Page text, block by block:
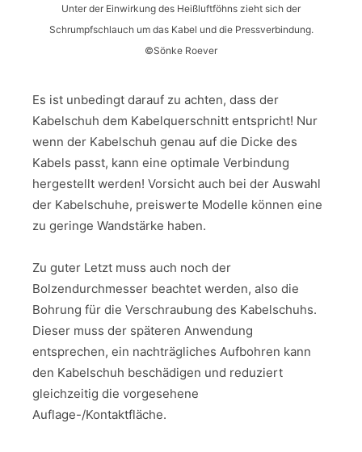
Unter der Einwirkung des Heißluftföhns zieht sich der
Schrumpfschlauch um das Kabel und die Pressverbindung.
©Sönke Roever
Es ist unbedingt darauf zu achten, dass der
Kabelschuh dem Kabelquerschnitt entspricht! Nur
wenn der Kabelschuh genau auf die Dicke des
Kabels passt, kann eine optimale Verbindung
hergestellt werden! Vorsicht auch bei der Auswahl
der Kabelschuhe, preiswerte Modelle können eine
zu geringe Wandstärke haben.
Zu guter Letzt muss auch noch der
Bolzendurchmesser beachtet werden, also die
Bohrung für die Verschraubung des Kabelschuhs.
Dieser muss der späteren Anwendung
entsprechen, ein nachträgliches Aufbohren kann
den Kabelschuh beschädigen und reduziert
gleichzeitig die vorgesehene
Auflage-/Kontaktfläche.